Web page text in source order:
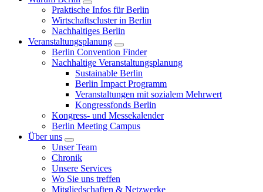
Praktische Infos für Berlin
Wirtschaftscluster in Berlin
Nachhaltiges Berlin
Veranstaltungsplanung
Berlin Convention Finder
Nachhaltige Veranstaltungsplanung
Sustainable Berlin
Berlin Impact Programm
Veranstaltungen mit sozialem Mehrwert
Kongressfonds Berlin
Kongress- und Messekalender
Berlin Meeting Campus
Über uns
Unser Team
Chronik
Unsere Services
Wo Sie uns treffen
Mitgliedschaften & Netzwerke